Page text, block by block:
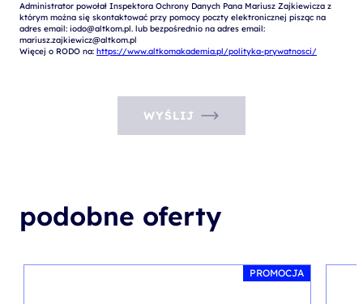
Administrator powołał Inspektora Ochrony Danych Pana Mariusz Zajkiewicza z
którym można się skontaktować przy pomocy poczty elektronicznej pisząc na
adres email: iodo@altkom.pl. lub bezpośrednio na adres email:
mariusz.zajkiewicz@altkom.pl
Więcej o RODO na: https://www.altkomakademia.pl/polityka-prywatnosci/
WYŚLIJ
podobne oferty
PROMOCJA